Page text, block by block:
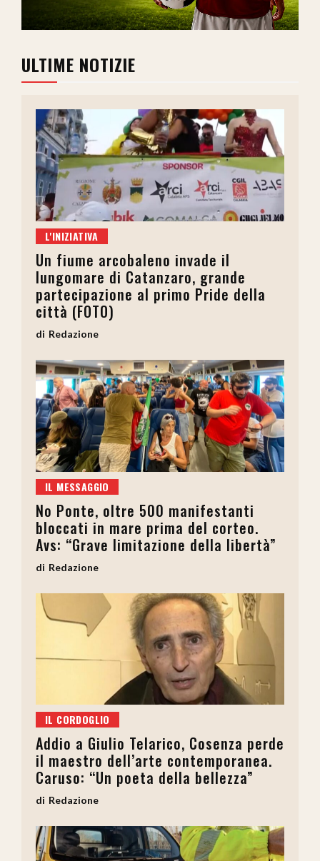
ULTIME NOTIZIE
L'INIZIATIVA
Un fiume arcobaleno invade il
lungomare di Catanzaro, grande
partecipazione al primo Pride della
città (FOTO)
Redazione
IL MESSAGGIO
No Ponte, oltre 500 manifestanti
bloccati in mare prima del corteo.
Avs: “Grave limitazione della libertà”
Redazione
IL CORDOGLIO
Addio a Giulio Telarico, Cosenza perde
il maestro dell’arte contemporanea.
Caruso: “Un poeta della bellezza”
Redazione